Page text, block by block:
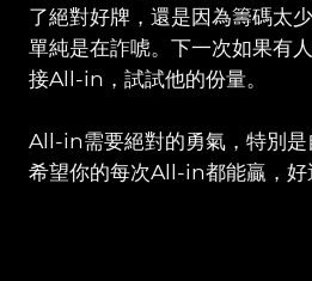
了絕對好牌，還是因為籌碼太
單純是在詐唬。下一次如果有
接All-in，試試他的份量。
All-in需要絕對的勇氣，特別是
希望你的每次All-in都能贏，好